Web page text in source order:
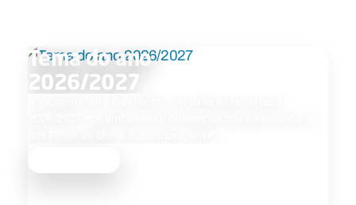
Tema do ano
2026/2027